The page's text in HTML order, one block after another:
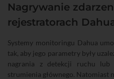
Nagrywanie
rejestratorach
Systemy monitoringu Dahua
tak, aby jego parametry były
nagrania z detekcji ruchu lub
strumienia głównego. Natomiast